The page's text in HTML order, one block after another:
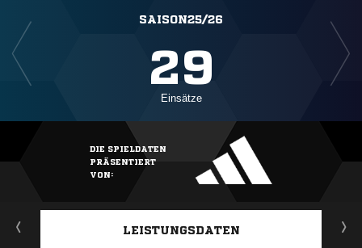
SAISON25/26
29
Einsätze
DIE SPIELDATEN
PRÄSENTIERT
VON:
LEISTUNGSDATEN